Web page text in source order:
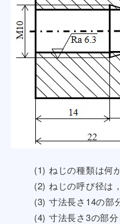
(1) ねじの種類は何か
(2) ねじの呼び径は
(3) 寸法長さ14の部
(4) 寸法長さ3の部分